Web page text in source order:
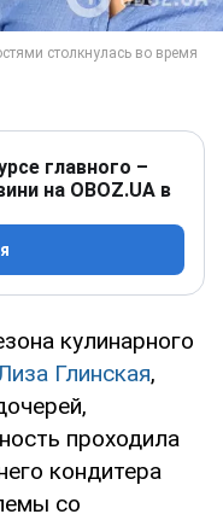
главного –
на OBOZ.UA в
кулинарного
Глинская,
проходила
кондитера
со